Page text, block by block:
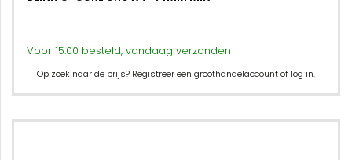
Voor 15:00 besteld, vandaag verzonden
Op zoek naar de prijs? Registreer een groothandelaccount of log in.